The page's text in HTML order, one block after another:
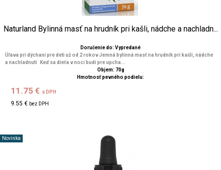
Naturland Bylinná masť na hrudník pri kašli, nádche a nachladn...
Doručenie do: Vypredané
Úľava pri dýchaní pre deti už od 2 rokov Jemná bylinná masť na hrudník pri kašli, nádche
a nachladnutí Keď sa dieťa v noci budí pre upcha...
Objem: 70g
Hmotnosť pevného podielu:
11.75 € s DPH
9.55 € bez DPH
Novinka